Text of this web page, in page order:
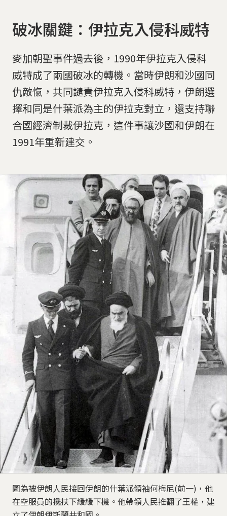
​​​​​​​​​​​​​​破冰關鍵：伊拉克入侵科威特
​​​​​​​​​​​​​​麥加朝聖事件過去後，1990年伊拉克入侵科
威特成了兩國破冰的轉機。當時伊朗和沙國同
仇敵愾，共同譴責伊拉克入侵科威特，伊朗選
擇和同是什葉派為主的伊拉克對立，還支持聯
合國經濟制裁伊拉克，這件事讓沙國和伊朗在
1991年重新建交。
圖為被伊朗人民接回伊朗的什葉派領袖何梅尼(前一)，他
在空服員的攙扶下緩緩下機。他帶領人民推翻了王權，建